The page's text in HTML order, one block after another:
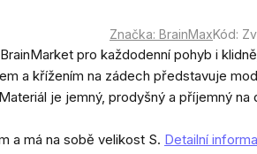
Značka: BrainMaxKód:
pro každodenní pohyb i
a křížením na zádech představuje
je jemný, prodyšný a příjemný na
a má na sobě velikost S. Detailní